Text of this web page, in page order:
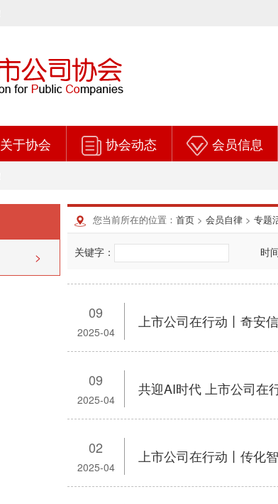
关于协会 协会动态 会员信息
>
您当前所在的位置： 首页 > 会员自律 > 专题
关键字： 时
09
2025-04
上市公司在行动丨奇安
09
2025-04
共迎AI时代 上市公司在
02
2025-04
上市公司在行动丨传化